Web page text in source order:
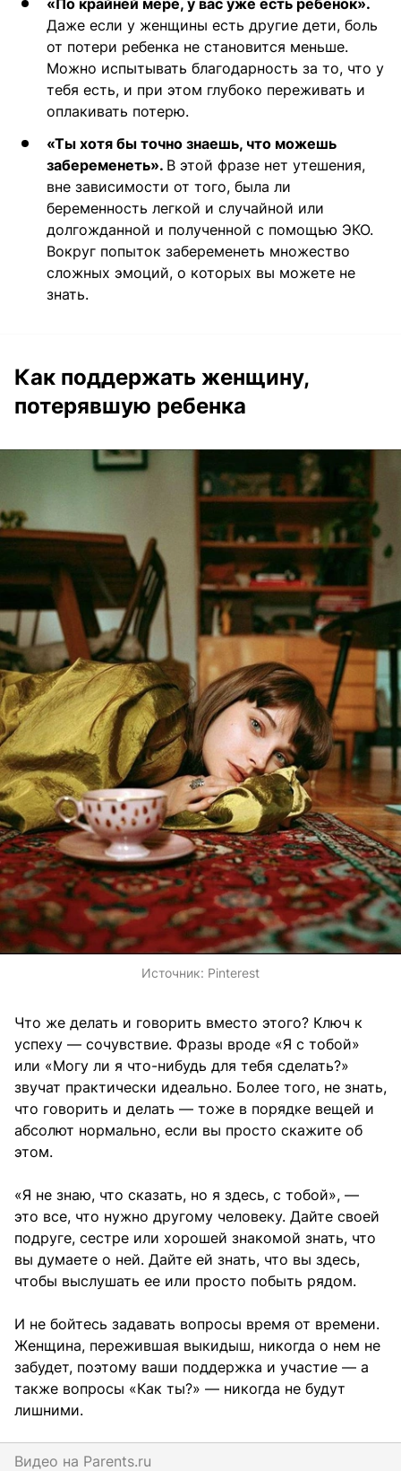
«По крайней мере, у вас уже есть ребенок».
Даже если у женщины есть другие дети, боль
от потери ребенка не становится меньше.
Можно испытывать благодарность за то, что у
тебя есть, и при этом глубоко переживать и
оплакивать потерю.
«Ты хотя бы точно знаешь, что можешь
забеременеть». В этой фразе нет утешения,
вне зависимости от того, была ли
беременность легкой и случайной или
долгожданной и полученной с помощью ЭКО.
Вокруг попыток забеременеть множество
сложных эмоций, о которых вы можете не
знать.
Как поддержать женщину,
потерявшую ребенка
Источник: Pinterest
Что же делать и говорить вместо этого? Ключ к
успеху — сочувствие. Фразы вроде «Я с тобой»
или «Могу ли я что-нибудь для тебя сделать?»
звучат практически идеально. Более того, не знать,
что говорить и делать — тоже в порядке вещей и
абсолют нормально, если вы просто скажите об
этом.
«Я не знаю, что сказать, но я здесь, с тобой», —
это все, что нужно другому человеку. Дайте своей
подруге, сестре или хорошей знакомой знать, что
вы думаете о ней. Дайте ей знать, что вы здесь,
чтобы выслушать ее или просто побыть рядом.
И не бойтесь задавать вопросы время от времени.
Женщина, пережившая выкидыш, никогда о нем не
забудет, поэтому ваши поддержка и участие — а
также вопросы «Как ты?» — никогда не будут
лишними.
Видео на parents.ru